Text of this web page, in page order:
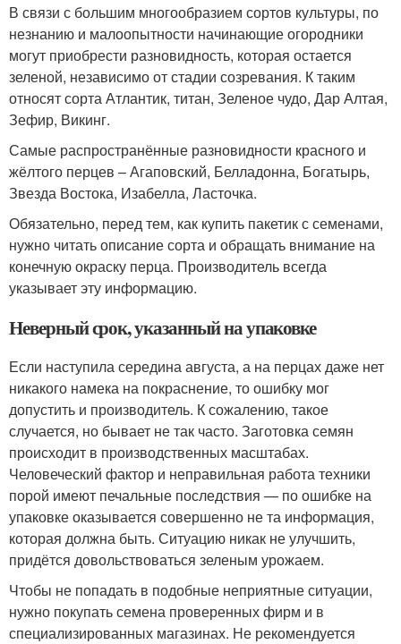
В связи с большим многообразием сортов культуры, по
незнанию и малоопытности начинающие огородники
могут приобрести разновидность, которая остается
зеленой, независимо от стадии созревания. К таким
относят сорта Атлантик, титан, Зеленое чудо, Дар Алтая,
Зефир, Викинг.
Самые распространённые разновидности красного и
жёлтого перцев – Агаповский, Белладонна, Богатырь,
Звезда Востока, Изабелла, Ласточка.
Обязательно, перед тем, как купить пакетик с семенами,
нужно читать описание сорта и обращать внимание на
конечную окраску перца. Производитель всегда
указывает эту информацию.
Неверный срок, указанный на упаковке
Если наступила середина августа, а на перцах даже нет
никакого намека на покраснение, то ошибку мог
допустить и производитель. К сожалению, такое
случается, но бывает не так часто. Заготовка семян
происходит в производственных масштабах.
Человеческий фактор и неправильная работа техники
порой имеют печальные последствия — по ошибке на
упаковке оказывается совершенно не та информация,
которая должна быть. Ситуацию никак не улучшить,
придётся довольствоваться зеленым урожаем.
Чтобы не попадать в подобные неприятные ситуации,
нужно покупать семена проверенных фирм и в
специализированных магазинах. Не рекомендуется